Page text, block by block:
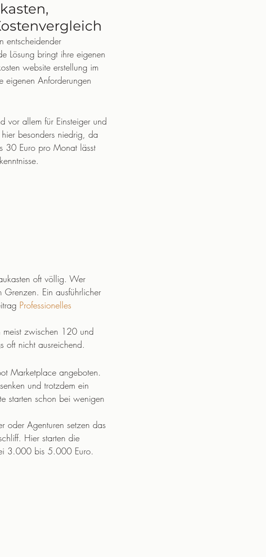
entscheidender
Lösung bringt ihre eigenen
website erstellung im
eigenen Anforderungen
vor allem für Einsteiger und
besonders niedrig, da
30 Euro pro Monat lässt
oft völlig. Wer
Ein ausführlicher
Professionelles
meist zwischen 120 und
oft nicht ausreichend.
Marketplace angeboten.
und trotzdem ein
starten schon bei wenigen
oder Agenturen setzen das
Hier starten die
3.000 bis 5.000 Euro.